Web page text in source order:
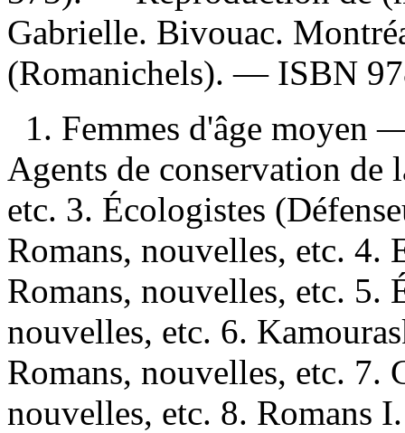
Gabrielle. Bivouac.
(Romanichels). — ISBN
1. Femmes d'âge moyen
Agents de conservation
etc. 3. Écologistes
Romans, nouvelles, etc.
Romans, nouvelles, etc.
nouvelles, etc. 6.
Romans, nouvelles, etc. 7.
nouvelles, etc. 8. Romans